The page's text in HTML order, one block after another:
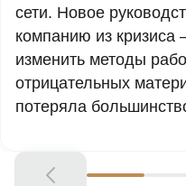
сети. Новое
компанию из кризиса
изменить методы
отрицательных
потеряла